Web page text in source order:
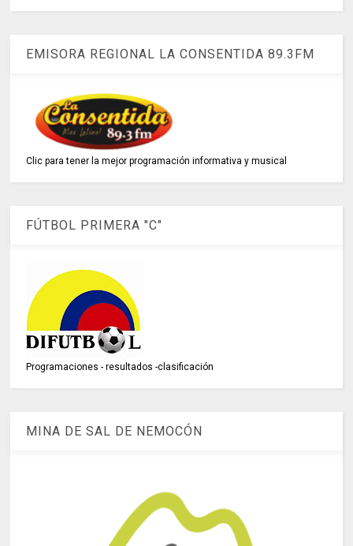
EMISORA REGIONAL LA CONSENTIDA 89.3FM
Clic para tener la mejor programación informativa y musical
FÚTBOL PRIMERA "C"
Programaciones - resultados -clasificación
MINA DE SAL DE NEMOCÓN